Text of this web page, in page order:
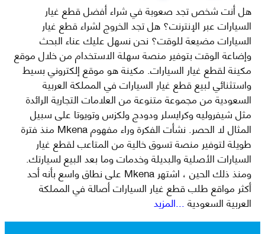
هل أنت شخص تجد صعوبة في شراء أفضل قطع غيار
السيارات عبر الإنترنت؟ هل تجد الخروج لشراء قطع غيار
السيارات مضيعة للوقت؟ نحن نسهل عليك عناء البحث
وإضاعة الوقت بتوفير منصة سهلة الاستخدام من خلال موقع
مكينة لقطع غيار السيارات. مكينة هو موقع إلكتروني بسيط
واستثنائي لبيع قطع غيار السيارات في المملكة العربية
السعودية من مجموعة متنوعة من العلامات التجارية الرائدة
مثل شيفروليه وكرايسلر ودودج ولكزس وتويوتا على سبيل
المثال لا الحصر. نشأت الفكرة وراء مفهوم Mkena منذ فترة
طويلة لتوفير منصة تسوق خالية من المتاعب لقطع غيار
السيارات الأصلية والبديلة وخدمات وما بعد البيع لسيارتك.
ومنذ ذلك الحين ، اشتهر Mkena على نطاق واسع بأنه أحد
أكثر مواقع طلب قطع غيار السيارات أصالة في المملكة
العربية السعودية...المزيد